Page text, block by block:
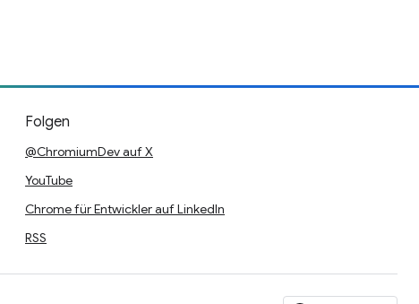
Folgen
@ChromiumDev auf X
YouTube
Chrome für Entwickler auf LinkedIn
RSS